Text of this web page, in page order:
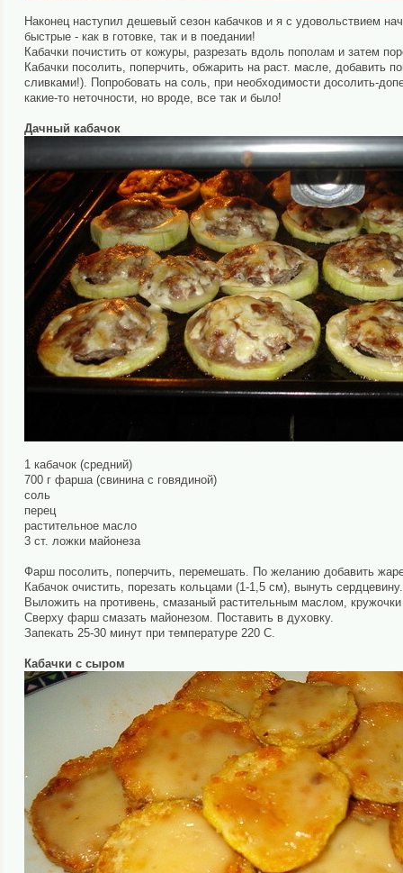
Наконец наступил дешевый сезон кабачков и я с удовольствием
быстрые - как в готовке, так и в поедании!
Кабачки почистить от кожуры, разрезать вдоль пополам и затем
Кабачки посолить, поперчить, обжарить на раст. масле, добавить
сливками!). Попробовать на соль, при необходимости досолить-
какие-то неточности, но вроде, все так и было!
Дачный кабачок
1 кабачок (средний)
700 г фарша (свинина с говядиной)
соль
перец
растительное масло
3 ст. ложки майонеза
Фарш посолить, поперчить, перемешать. По желанию добавить
Кабачок очистить, порезать кольцами (1-1,5 см), вынуть
Выложить на противень, смазаный растительным маслом,
Сверху фарш смазать майонезом. Поставить в духовку.
Запекать 25-30 минут при температуре 220 С.
Кабачки с сыром